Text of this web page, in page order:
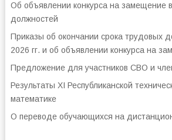
Об объявлении конкурса на замещение
должностей
Приказы об окончании срока трудовых
2026 гг. и об объявлении конкурса на
Предложение для участников СВО и
Результаты XI Республиканской
математике
О переводе обучающихся на